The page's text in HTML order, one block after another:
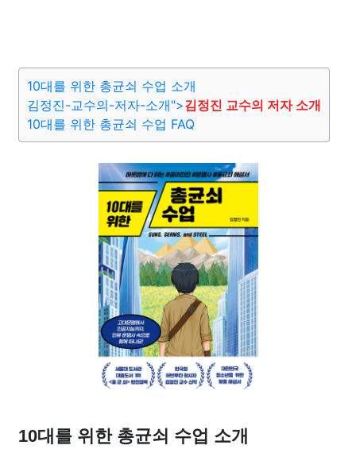
10대를 위한 총균쇠 수업 소개
김정진-교수의-저자-소개">김정진 교수의 저자 소개
10대를 위한 총균쇠 수업 FAQ
10대를 위한 총균쇠 수업 소개